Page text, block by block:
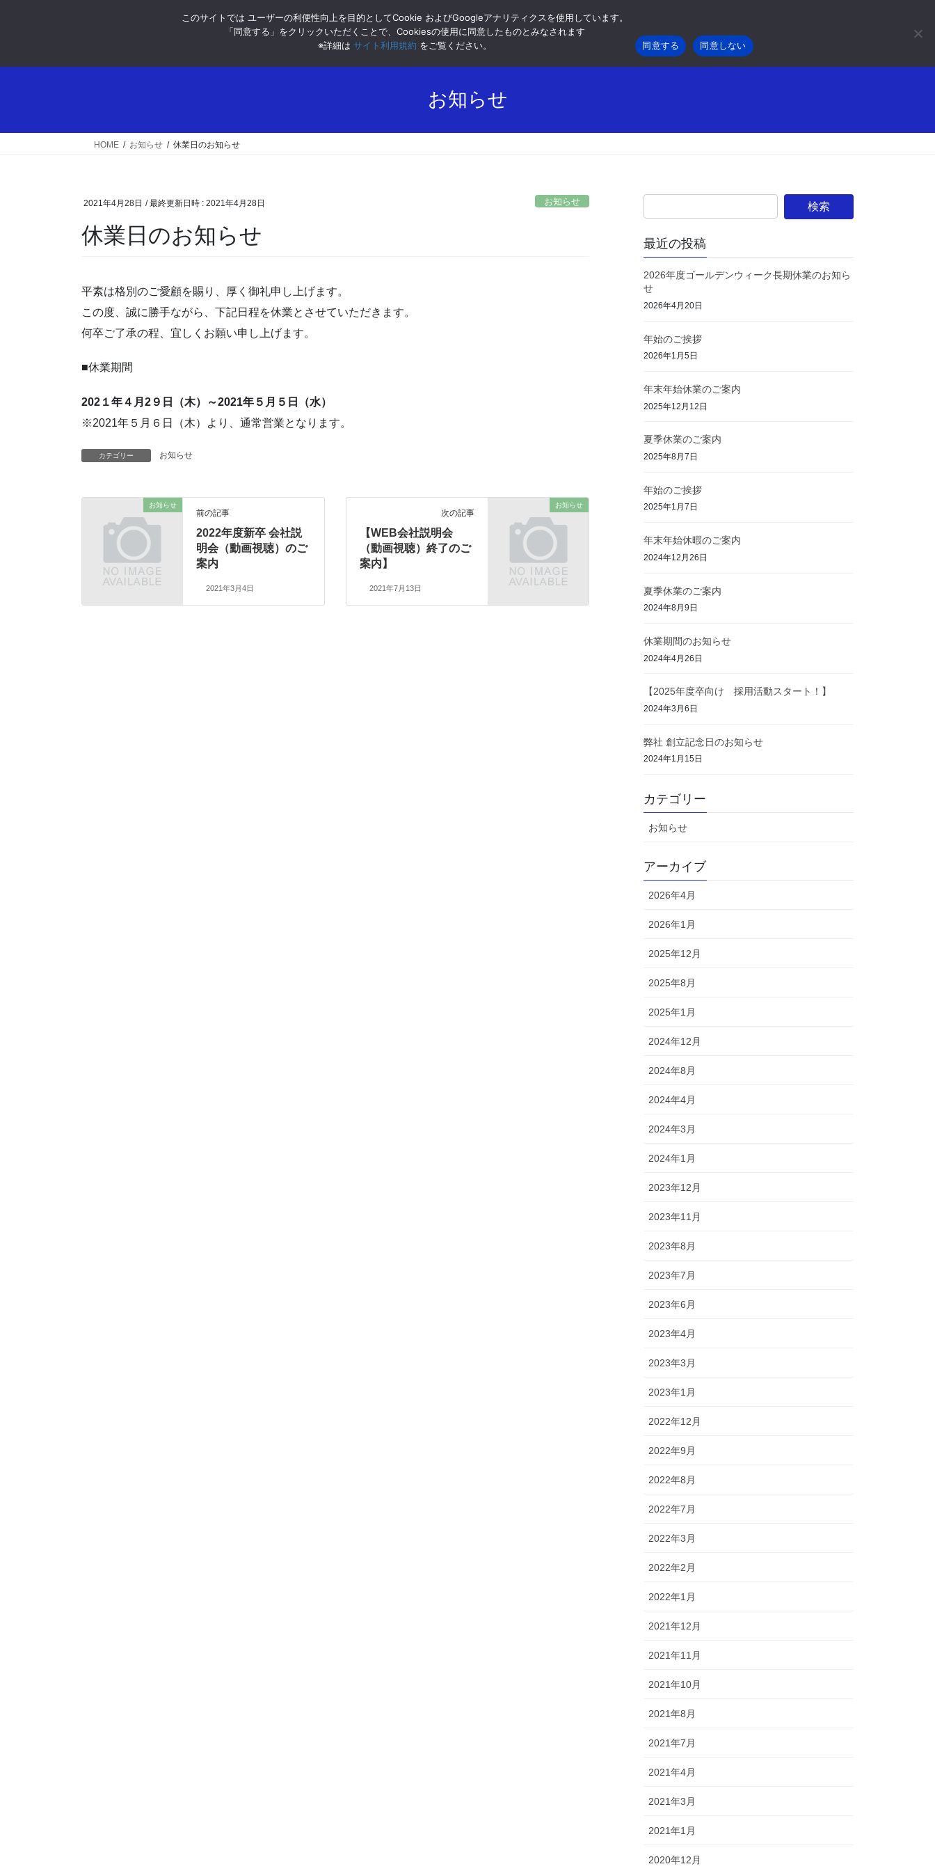
ホーム 企業理念
お知らせ
HOME お知らせ 休業日のお知らせ
2021年4月28日 / 最終更新日時 : 2021年4月28日 お知らせ
休業日のお知らせ
平素は格別のご愛顧を賜り、厚く御礼申し上げます。
この度、誠に勝手ながら、下記日程を休業とさせていただきます。
何卒ご了承の程、宜しくお願い申し上げます。
■休業期間
202１年４月2９日（木）～2021年５月５日（水）
※2021年５月６日（木）より、通常営業となります。
カテゴリー お知らせ
お知らせ
前の記事
2022年度新卒 会社説
明会（動画視聴）のご
案内
2021年3月4日
お知らせ
次の記事
【WEB会社説明会
（動画視聴）終了のご
案内】
2021年7月13日
最近の投稿
2026年度ゴールデンウィーク長期休業のお知ら
せ
2026年4月20日
年始のご挨拶
2026年1月5日
年末年始休業のご案内
2025年12月12日
夏季休業のご案内
2025年8月7日
年始のご挨拶
2025年1月7日
年末年始休暇のご案内
2024年12月26日
夏季休業のご案内
2024年8月9日
休業期間のお知らせ
2024年4月26日
【2025年度卒向け 採用活動スタート！】
2024年3月6日
弊社 創立記念日のお知らせ
2024年1月15日
カテゴリー
お知らせ
アーカイブ
2026年4月
2026年1月
2025年12月
2025年8月
2025年1月
2024年12月
2024年8月
2024年4月
2024年3月
2024年1月
2023年12月
2023年11月
2023年8月
2023年7月
2023年6月
2023年4月
2023年3月
2023年1月
2022年12月
2022年9月
2022年8月
2022年7月
2022年3月
2022年2月
2022年1月
2021年12月
2021年11月
2021年10月
2021年8月
2021年7月
2021年4月
2021年3月
2021年1月
2020年12月
このサイトでは ユーザーの利便性向上を目的としてCookie およびGoogleアナリティクスを使用しています。
「同意する」をクリックいただくことで、Cookiesの使用に同意したものとみなされます
※詳細はサイト利用規約 をご覧ください。 同意する 同意しない